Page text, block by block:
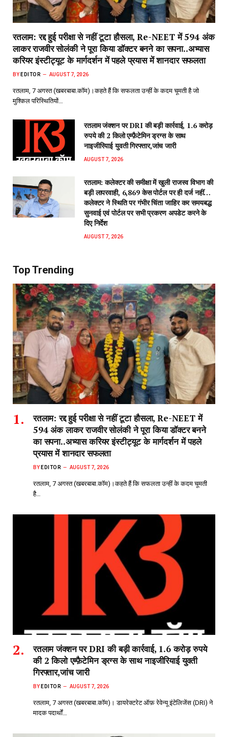
रतलाम: रद्द हुई परीक्षा से नहीं टूटा हौसला, Re-NEET में 594 अंक
लाकर राजवीर सोलंकी ने पूरा किया डॉक्टर बनने का सपना..अभ्यास
करियर इंस्टीट्यूट के मार्गदर्शन में पहले प्रयास में शानदार सफलता
BY EDITOR AUGUST 7, 2026
रतलाम, 7 अगस्त (खबरबाबा.कॉम)।कहते हैं कि सफलता उन्हीं के कदम चूमती है जो
मुश्किल परिस्थितियों…
रतलाम जंक्शन पर DRI की बड़ी कार्रवाई, 1.6 करोड़
रुपये की 2 किलो एम्फ़ैटेमिन ड्रग्स के साथ
नाइजीरियाई युवती गिरफ्तार,जांच जारी
AUGUST 7, 2026
रतलाम: कलेक्टर की समीक्षा में खुली राजस्व विभाग की
बड़ी लापरवाही, 6,869 केस पोर्टल पर ही दर्ज नहीं…
कलेक्टर ने स्थिति पर गंभीर चिंता जाहिर कर समयबद्ध
सुनवाई एवं पोर्टल पर सभी प्रकरण अपडेट करने के
दिए निर्देश
AUGUST 7, 2026
Top Trending
रतलाम: रद्द हुई परीक्षा से नहीं टूटा हौसला, Re-NEET में
594 अंक लाकर राजवीर सोलंकी ने पूरा किया डॉक्टर बनने
का सपना..अभ्यास करियर इंस्टीट्यूट के मार्गदर्शन में पहले
प्रयास में शानदार सफलता
BY EDITOR AUGUST 7, 2026
रतलाम, 7 अगस्त (खबरबाबा.कॉम)।कहते हैं कि सफलता उन्हीं के कदम चूमती
है…
रतलाम जंक्शन पर DRI की बड़ी कार्रवाई, 1.6 करोड़ रुपये
की 2 किलो एम्फ़ैटेमिन ड्रग्स के साथ नाइजीरियाई युवती
गिरफ्तार,जांच जारी
BY EDITOR AUGUST 7, 2026
रतलाम, 7 अगस्त (खबरबाबा.कॉम)। डायरेक्टरेट ऑफ़ रेवेन्यू इंटेलिजेंस (DRI) ने
मादक पदार्थों…